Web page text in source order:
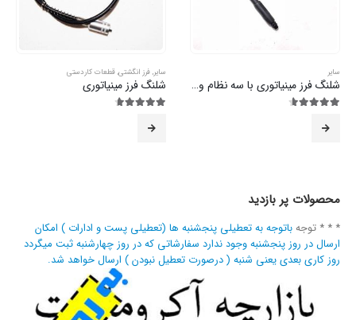
سایر
شلنگ فرز مینیاتوری با سه نظام و کولت
سایر, فرز انگشتی, قطعات کاردستی
شلنگ فرز مینیاتوری
محصولات پر بازدید
* * * توجهباتوجه به تعطیلی پنجشنبه ها (تعطیلی پست و ادارات ) امکان
ارسال در روز پنجشنبه وجود ندارد سفارشاتی که در روز چهارشنبه ثبت میگردد
روز کاری بعدی یعنی شنبه ( درصورت تعطیل نبودن ) ارسال خواهد شد.